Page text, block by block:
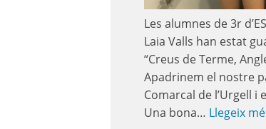
Les alumnes de 3r
Laia Valls han estat
“Creus de Terme,
Apadrinem el nostre
Comarcal de l’Urgell i
Una bona… Llegeix